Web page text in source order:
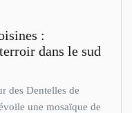
:
dans le sud
des Dentelles de
une mosaïque de